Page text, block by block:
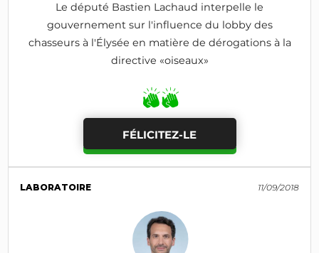
Le député Bastien Lachaud interpelle le
gouvernement sur l'influence du lobby des
chasseurs à l'Élysée en matière de dérogations à la
directive «oiseaux»
FÉLICITEZ-LE
LABORATOIRE 11/09/2018